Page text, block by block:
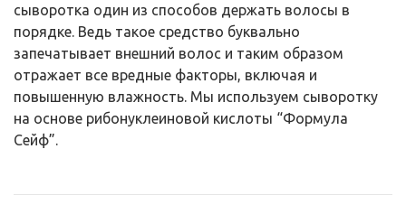
сыворотка один из способов держать волосы в
порядке. Ведь такое средство буквально
запечатывает внешний волос и таким образом
отражает все вредные факторы, включая и
повышенную влажность. Мы используем сыворотку
на основе рибонуклеиновой кислоты “Формула
Сейф”.